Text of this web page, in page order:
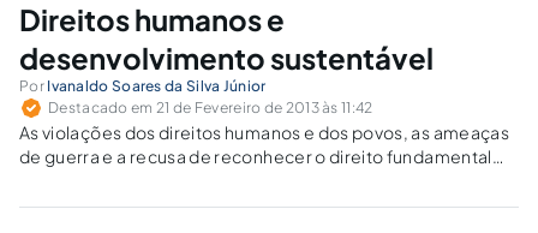
Direitos humanos e
desenvolvimento sustentável
Por Ivanaldo Soares da Silva Júnior
Destacado em 21 de Fevereiro de 2013 às 11:42
As violações dos direitos humanos e dos povos, as ameaças
de guerra e a recusa de reconhecer o direito fundamental
do direito ao desenvolvimento.